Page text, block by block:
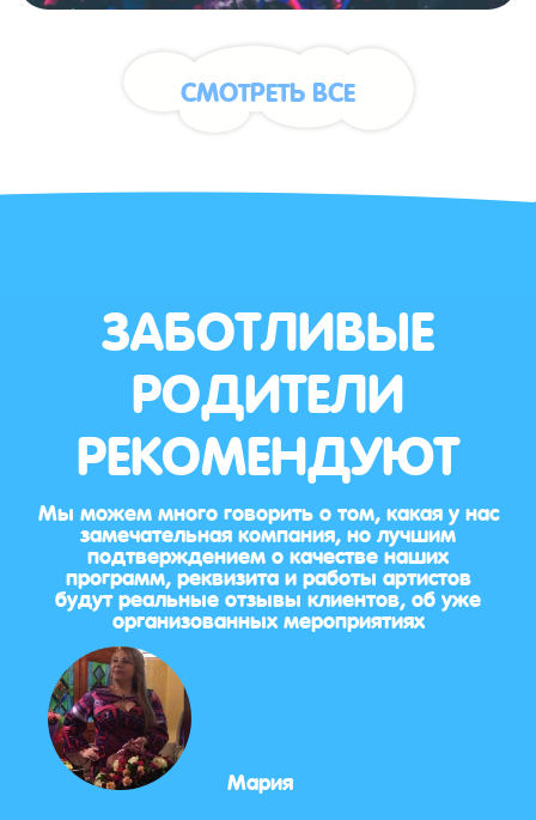
СМОТРЕТЬ ВСЕ
ЗАБОТЛИВЫЕ
РОДИТЕЛИ
РЕКОМЕНДУЮТ
Мы можем много говорить о том, какая у нас
замечательная компания, но лучшим
подтверждением о качестве наших
программ, реквизита и работы артистов
будут реальные отзывы клиентов, об уже
организованных мероприятиях
Мария